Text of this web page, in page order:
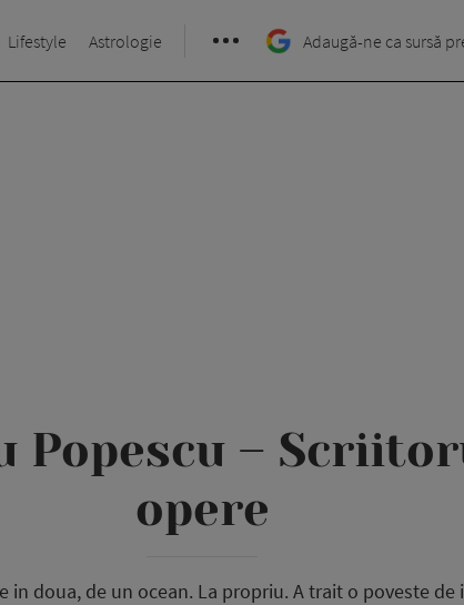
Lifestyle Astrologie Adaugă-ne ca sursă
Popescu –
opere
in doua, de un ocean. La propriu. A trait o poveste